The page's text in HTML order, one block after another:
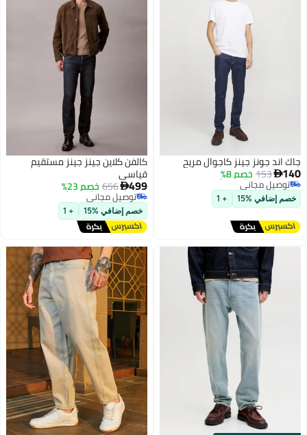
جاك اند جونز جينز كاجوال مريح
140
153خصم 8%
أقل سعر في 7 يوم
توصيل مجاني
أقل سعر في 7 يوم
خصم إضافي %15 + 1
كالفن كلاين جينز جينز مستقيم
قياسي
499
656خصم 23%
أقل سعر في 7 يوم
توصيل مجاني
أقل سعر في 7 يوم
خصم إضافي %15 + 1